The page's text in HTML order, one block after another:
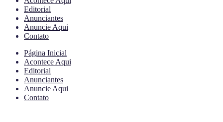
Editorial
Anunciantes
Anuncie Aqui
Contato
Página Inicial
Acontece Aqui
Editorial
Anunciantes
Anuncie Aqui
Contato